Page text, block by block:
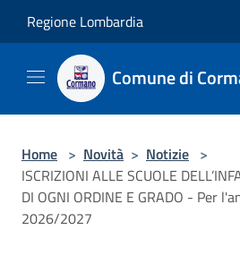
Regione Lombardia
Comune di
Home > Novità > Notizie >
ISCRIZIONI ALLE SCUOLE
DI OGNI ORDINE E GRADO - Per
2026/2027